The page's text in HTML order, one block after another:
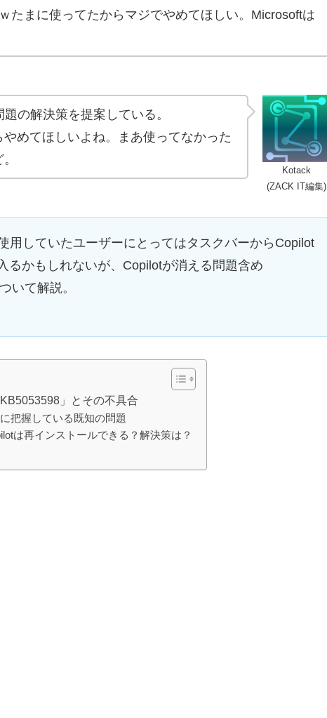
たまに使ってたからマジでやめてほしい。Microsoftは
Kotack
(ZACK IT編集)
の解決策を提案している。
めてほしいよね。まあ使ってなかった
用していたユーザーにとってはタスクバーからCopilot
るかもしれないが、Copilotが消える問題含め
いて解説。
」とその不具合
把握している既知の問題
は再インストールできる？解決策は？